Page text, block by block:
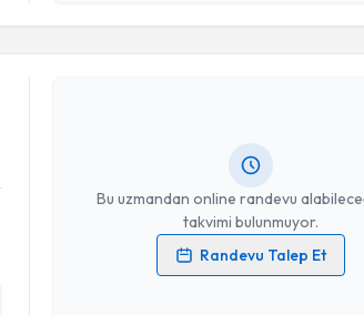
Bu uzmandan online randevu
takvimi bulunmuyor.
Randevu Talep Et
Randevu Takvimi Talebi
Op. Dr. Ertuğrul Pınar
Kişisel verilerimin işlenmesine ilişkin